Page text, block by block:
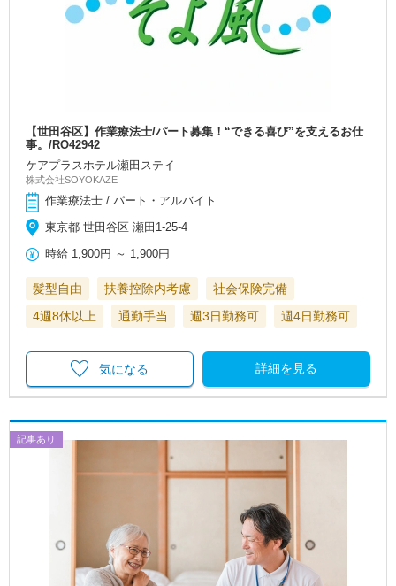
【世田谷区】作業療法士/パート募集！“できる喜び”を支えるお仕
事。/RO42942
ケアプラスホテル瀬田ステイ
株式会社SOYOKAZE
作業療法士 / パート・アルバイト
東京都 世田谷区 瀬田1-25-4
時給 1,900円 ～ 1,900円
髪型自由 扶養控除内考慮
社会保険完備
4週8休以上
通勤手当 週3日勤務可 週4日勤務可
詳細を見る
気になる
記事あり